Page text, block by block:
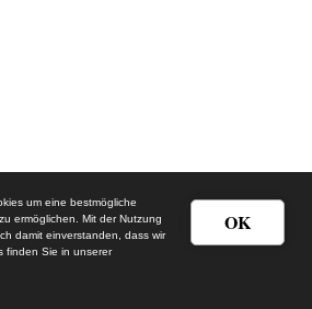
OK
um eine bestmögliche
ermöglichen. Mit der Nutzung
damit einverstanden, dass wir
finden Sie in unserer